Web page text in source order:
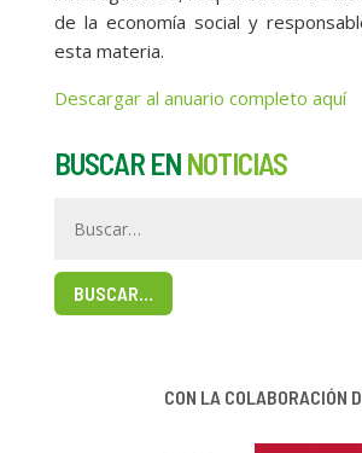
de la economía social y
esta materia.
Descargar al anuario completo aquí
BUSCAR EN NOTICIAS
BUSCAR…
CON LA COLABORACIÓN